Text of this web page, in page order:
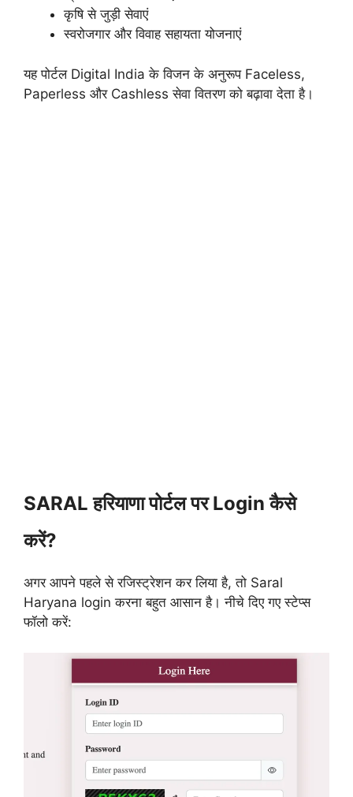
कृषि से जुड़ी सेवाएं
स्वरोजगार और विवाह सहायता योजनाएं
यह पोर्टल Digital India के विजन के अनुरूप Faceless,
Paperless और Cashless सेवा वितरण को बढ़ावा देता है।
SARAL हरियाणा पोर्टल पर Login कैसे
करें?
अगर आपने पहले से रजिस्ट्रेशन कर लिया है, तो Saral
Haryana login करना बहुत आसान है। नीचे दिए गए स्टेप्स
फॉलो करें: